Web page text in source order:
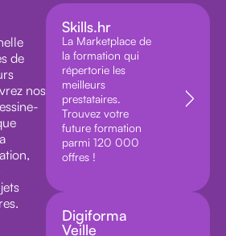
de
nos
Skills.hr
La Marketplace de
la formation qui
répertorie les
meilleurs
prestataires.
Trouvez votre
future formation
parmi 120 000
offres !
Digiforma
Veille